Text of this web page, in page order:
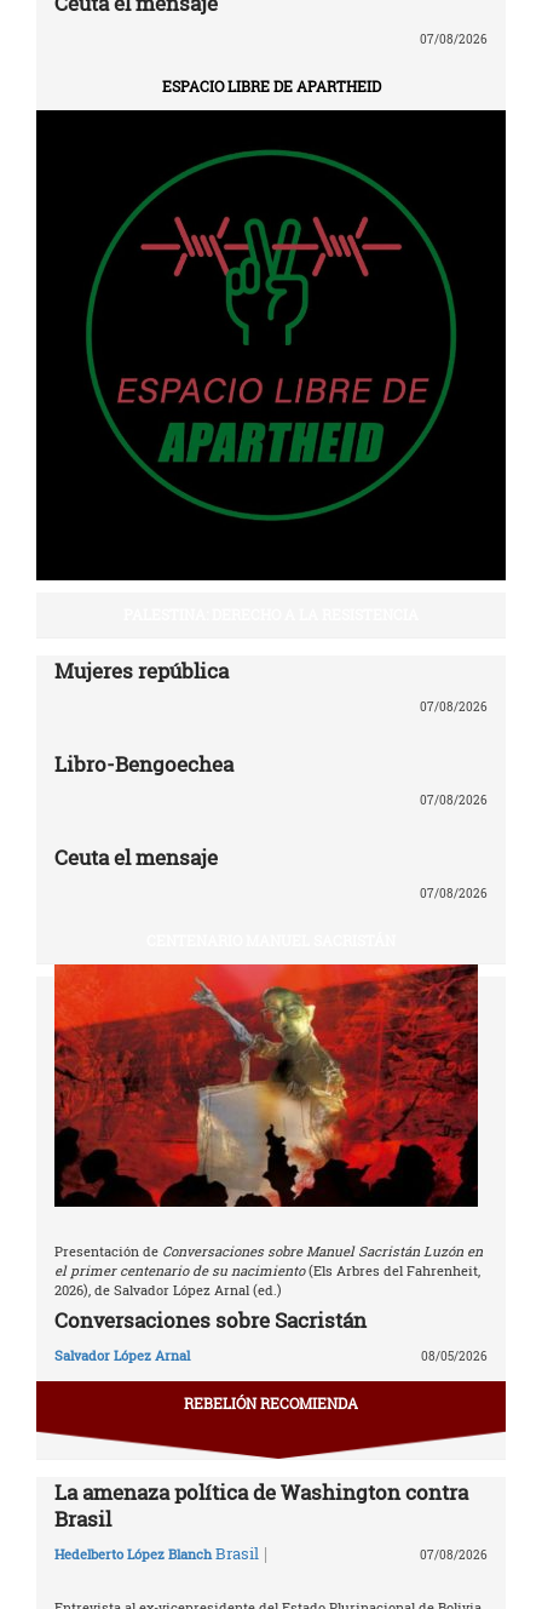
07/08/2026
ESPACIO LIBRE DE APARTHEID
Mujeres república
07/08/2026
Libro-Bengoechea
07/08/2026
Ceuta el mensaje
07/08/2026
Presentación de Conversaciones sobre Manuel Sacristán Luzón en
el primer centenario de su nacimiento(Els Arbres del Fahrenheit,
2026), de Salvador López Arnal (ed.)
Conversaciones sobre Sacristán
Salvador López Arnal 08/05/2026
REBELIÓN RECOMIENDA
La amenaza política de Washington contra
Brasil
Hedelberto López Blanch Brasil | 07/08/2026